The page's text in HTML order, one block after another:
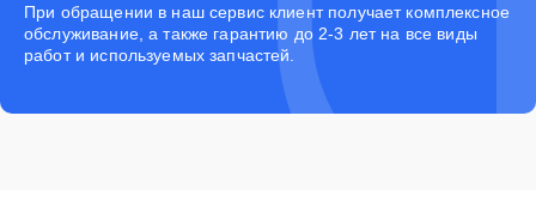
При обращении в наш сервис клиент получает комплексное
обслуживание, а также гарантию до 2-3 лет на все виды
работ и используемых запчастей.